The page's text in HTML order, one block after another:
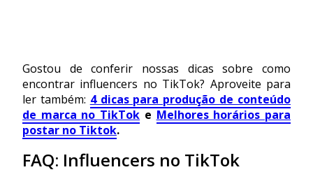
Gostou de conferir nossas dicas sobre como
encontrar influencers no TikTok? Aproveite para
ler também: 4 dicas para produção de conteúdo
de marca no TikTok e Melhores horários para
postar no Tiktok.
FAQ: Influencers no TikTok